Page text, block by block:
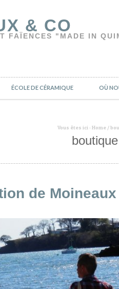
& CO
FAÏENCES "MADE IN
ÉCOLE DE CÉRAMIQUE OÙ
Vous êtes ici : Home /
boutique
de Moineaux